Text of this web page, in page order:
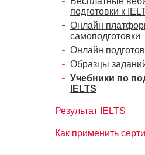
подготовки к
Онлайн
самоподготовки
Онлайн
Образцы
Учебники по
IELTS
Результат IELTS
Как применить